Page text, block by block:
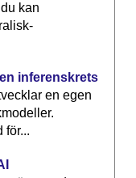
kan
inferenskrets
en egen
för...